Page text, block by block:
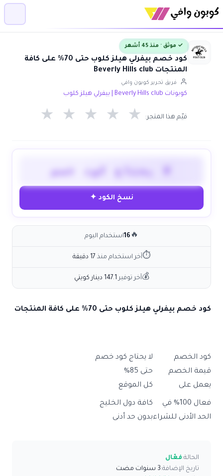
✓ موثق · منذ 45 أشهر
كود خصم بيفرلي هيلز كلوب حتى 70% على كافة
المنتجات Beverly Hills club
فريق تحرير كوبون وافي
كوبونات Beverly Hills club | بيفرلي هيلز كلوب
قيّم هذا المتجر: ★ ★ ★ ★ ★
لا يحتاج كود خصم
نسخ الكود ✦
🔥
16استخدام اليوم
⏱آخر استخدام منذ 17 دقيقة
💰آخر توفير 147.1 دينار كويتي
كود خصم بيفرلي هيلز كلوب حتى 70% على كافة المنتجات
كود الخصم
لا يحتاج كود خصم
قيمة الخصم
حتى 85%
يعمل على
كل الموقع
فعال 100% في
كافة دول الخليج
الحد الأدنى للشراءبدون حد أدنى
الحالة:فعّال
تاريخ الإضافة:3 سنوات مضت